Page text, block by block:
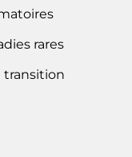
rares
transition